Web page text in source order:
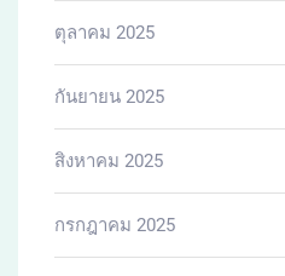
ตุลาคม 2025
กันยายน 2025
สิงหาคม 2025
กรกฎาคม 2025